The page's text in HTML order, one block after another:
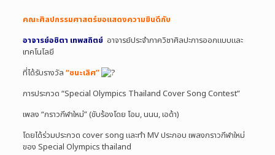
คณะศิลปกรรมศาสตร์ขอแสดงความยินดีกับ
อาจารย์อชิตา เทพสถิตย์ อาจารย์ประจำภาควิชาศิลปะการออกแบบและ
เทคโนโลยี
ที่ได้รับรางวัล “ชนะเลิศ”
การประกวด “Special Olympics Thailand Cover Song Contest”
เพลง “กราวกีฬาใหม่” (ขับร้องโดย โอม, นนน, เอด้า)
โดยได้ร่วมประกวด cover song และทำ MV ประกอบ เพลงกราวกีฬาใหม่
ของ Special Olympics thailand